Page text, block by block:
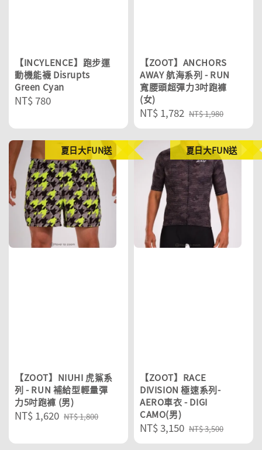
【INCYLENCE】跑步運
動機能襪 Disrupts
Green Cyan
Regular
NT$ 780
【ZOOT】ANCHORS
AWAY 航海系列 - RUN
寬腰頭超彈力3吋跑褲
(女)
Sale
price
NT$ 1,782 Regular
price
NT$ 1,980
夏日大FUN送
【ZOOT】NIUHI 虎鯊系
列 - RUN 補給型輕量彈
力5吋跑褲 (男)
Sale
NT$ 1,620 Regular
NT$ 1,800
夏日大FUN送
【ZOOT】RACE
DIVISION 極速系列-
AERO車衣 - DIGI
CAMO(男)
Sale
price
NT$ 3,150 Regular
price
NT$ 3,500